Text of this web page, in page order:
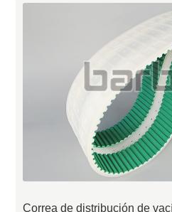
Correa de distribución de